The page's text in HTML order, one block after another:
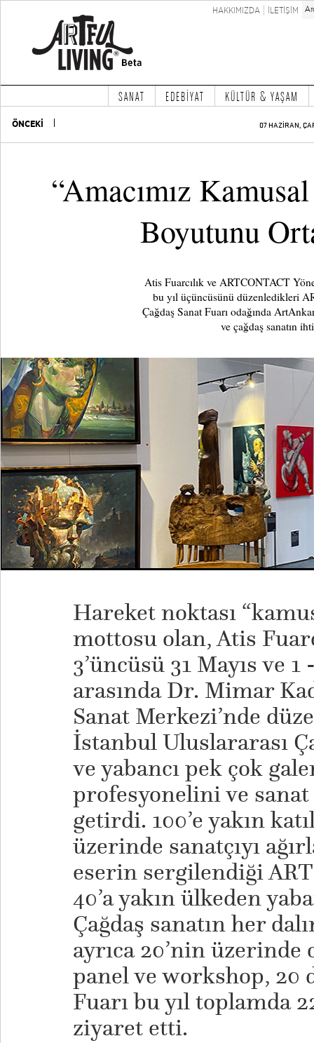
HAKKIMIZDA İLETİŞİM
SANAT EDEBİYAT KÜLTÜR & YAŞAM
ÖNCEKİ 07 HAZİRAN,
“Amacımız
Boyutunu
Atis Fuarcılık ve ARTCONTACT
bu yıl üçüncüsünü düzenledikleri
Çağdaş Sanat Fuarı odağında
ve çağdaş sanatın
Hareket noktası
mottosu olan, Atis
3’üncüsü 31 Mayıs ve
arasında Dr. Mimar
Sanat Merkezi’nde
İstanbul Uluslararası
ve yabancı pek çok
profesyonelini ve
getirdi. 100’e yakın
üzerinde sanatçıyı
eserin sergilendiği
40’a yakın ülkeden
Çağdaş sanatın her
ayrıca 20’nin
panel ve workshop, 20
Fuarı bu yıl toplamda
ziyaret etti.